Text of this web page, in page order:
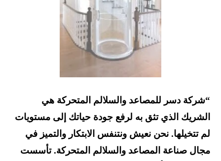
“شركة دسر للمصاعد والسلالم المتحركة هي
الشريك الذي تثق به لرفع جودة حياتك إلى مستويات
لم تتخيلها. نحن نعيش ونتنفس الابتكار والتميز في
مجال صناعة المصاعد والسلالم المتحركة. تأسست